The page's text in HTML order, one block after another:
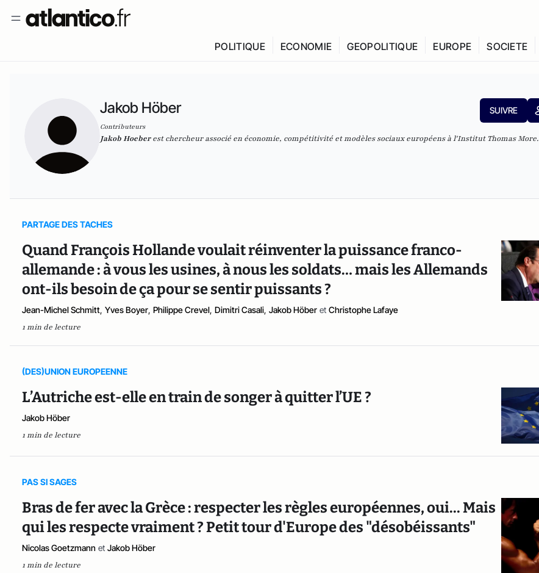
POLITIQUE ECONOMIE GEOPOLITIQUE EUROPE SOCIETE
Jakob Höber
Contributeurs
SUIVRE
Jakob Hoeberestchercheur associé en économie, compétitivité et modèles sociaux européensà l'Institut Thomas More.
PARTAGE DES TACHES
Quand François Hollande voulait réinventer la puissance franco-
allemande : à vous les usines, à nous les soldats… mais les Allemands
ont-ils besoin de ça pour se sentir puissants ?
Jean-Michel Schmitt, Yves Boyer, Philippe Crevel, Dimitri Casali, Jakob Höber et Christophe Lafaye
1 min de lecture
(DES)UNION EUROPEENNE
L’Autriche est-elle en train de songer à quitter l’UE ?
Jakob Höber
1 min de lecture
PAS SI SAGES
Bras de fer avec la Grèce : respecter les règles européennes, oui... Mais
qui les respecte vraiment ? Petit tour d'Europe des "désobéissants"
Nicolas Goetzmann et Jakob Höber
1 min de lecture